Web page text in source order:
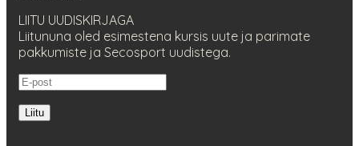
LIITU UUDISKIRJAGA
Liitununa oled esimestena kursis uute ja parimate
pakkumiste ja Secosport uudistega.
Liitu